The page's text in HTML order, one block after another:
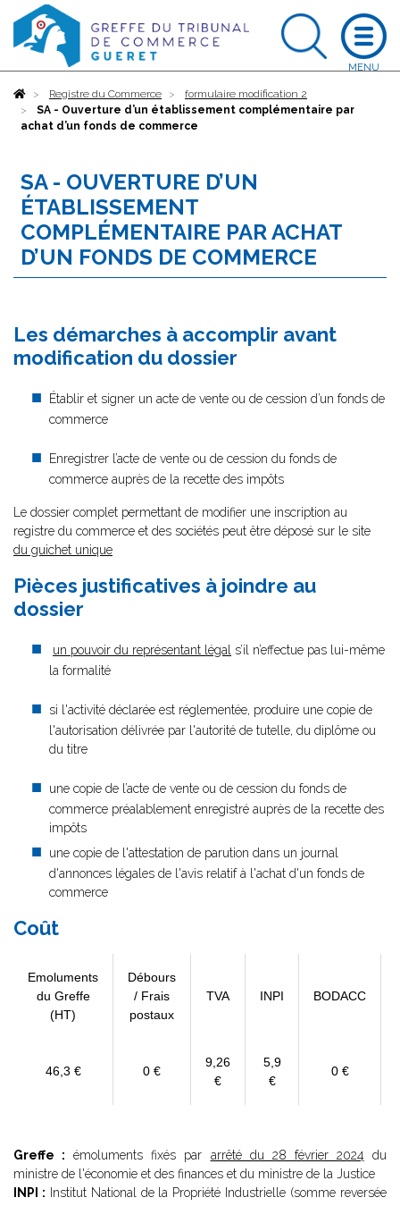
AccueilRegistre du Commerce
formulaire modification 2
SA - Ouverture d’un établissement complémentaire par
achat d’un fonds de commerce
SA - OUVERTURE D’UN
ÉTABLISSEMENT
COMPLÉMENTAIRE PAR ACHAT
D’UN FONDS DE COMMERCE
Les démarches à accomplir avant
modification du dossier
Établir et signer un acte de vente ou de cession d’un fonds de
commerce
Enregistrer l’acte de vente ou de cession du fonds de
commerce auprès de la recette des impôts
Le dossier complet permettant de modifier une inscription au
registre du commerce et des sociétés peut être déposé sur le site
du guichet unique
Pièces justificatives à joindre au
dossier
un pouvoir du représentant légal s’il n’effectue pas lui-même
la formalité
si l'activité déclarée est réglementée, produire une copie de
l'autorisation délivrée par l'autorité de tutelle, du diplôme ou
du titre
une copie de l’acte de vente ou de cession du fonds de
commerce préalablement enregistré auprès de la recette des
impôts
une copie de l'attestation de parution dans un journal
d'annonces légales de l'avis relatif à l'achat d'un fonds de
commerce
Coût
Emoluments
du Greffe
(HT)
Débours
/ Frais
postaux
TVA INPI BODACC
46,3 € 0 €
9,26
€
5,9
€
0 €
Greffe : émoluments fixés par arrêté du 28 février 2024 du
ministre de l'économie et des finances et du ministre de la Justice
INPI : Institut National de la Propriété Industrielle (somme reversée